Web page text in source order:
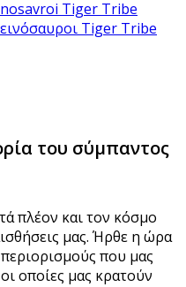
Tiger Tribe
του σύμπαντος
πλέον και τον κόσμο
μας. Ήρθε η ώρα
που μας
οποίες μας κρατούν